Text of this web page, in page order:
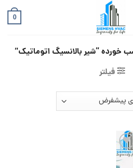
0
خورده “شیر بالانسیگ اتوماتیک”
فیلتر